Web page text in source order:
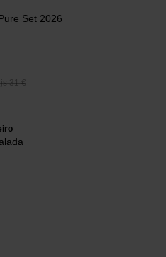
Set 2026
31 €